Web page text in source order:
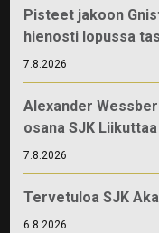
Pisteet jakoon
hienosti lopussa
7.8.2026
Alexander
osana SJK
7.8.2026
Tervetuloa SJK
6.8.2026